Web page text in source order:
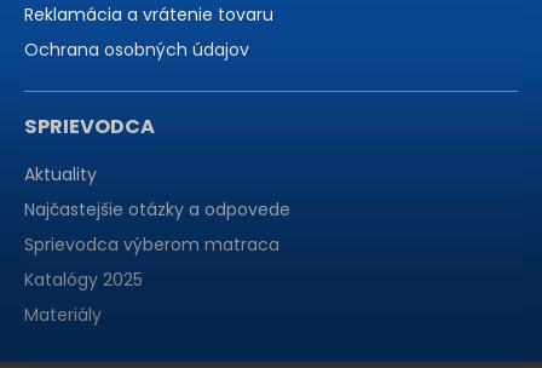
Reklamácia a vrátenie tovaru
Ochrana osobných údajov
SPRIEVODCA
Aktuality
Najčastejšie otázky a odpovede
Sprievodca výberom matraca
Katalógy 2025
Materiály